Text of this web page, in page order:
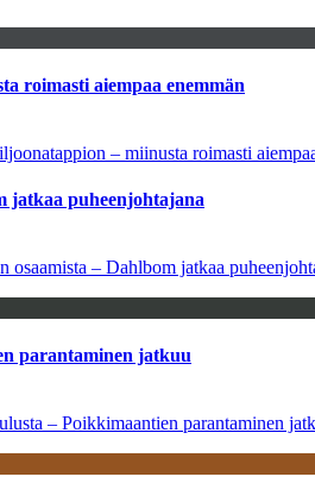
roimasti aiempaa enemmän
– miinusta roimasti
jatkaa puheenjohtajana
– Dahlbom jatkaa
parantaminen jatkuu
– Poikkimaantien parantaminen